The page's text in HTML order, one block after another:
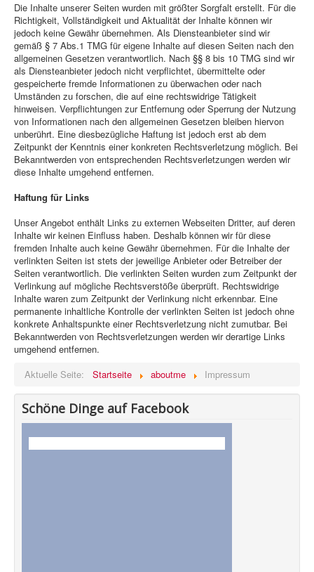
Die Inhalte unserer Seiten wurden mit größter Sorgfalt erstellt. Für die
Richtigkeit, Vollständigkeit und Aktualität der Inhalte können wir
jedoch keine Gewähr übernehmen. Als Diensteanbieter sind wir
gemäß § 7 Abs.1 TMG für eigene Inhalte auf diesen Seiten nach den
allgemeinen Gesetzen verantwortlich. Nach §§ 8 bis 10 TMG sind wir
als Diensteanbieter jedoch nicht verpflichtet, übermittelte oder
gespeicherte fremde Informationen zu überwachen oder nach
Umständen zu forschen, die auf eine rechtswidrige Tätigkeit
hinweisen. Verpflichtungen zur Entfernung oder Sperrung der Nutzung
von Informationen nach den allgemeinen Gesetzen bleiben hiervon
unberührt. Eine diesbezügliche Haftung ist jedoch erst ab dem
Zeitpunkt der Kenntnis einer konkreten Rechtsverletzung möglich. Bei
Bekanntwerden von entsprechenden Rechtsverletzungen werden wir
diese Inhalte umgehend entfernen.
Haftung für Links
Unser Angebot enthält Links zu externen Webseiten Dritter, auf deren
Inhalte wir keinen Einfluss haben. Deshalb können wir für diese
fremden Inhalte auch keine Gewähr übernehmen. Für die Inhalte der
verlinkten Seiten ist stets der jeweilige Anbieter oder Betreiber der
Seiten verantwortlich. Die verlinkten Seiten wurden zum Zeitpunkt der
Verlinkung auf mögliche Rechtsverstöße überprüft. Rechtswidrige
Inhalte waren zum Zeitpunkt der Verlinkung nicht erkennbar. Eine
permanente inhaltliche Kontrolle der verlinkten Seiten ist jedoch ohne
konkrete Anhaltspunkte einer Rechtsverletzung nicht zumutbar. Bei
Bekanntwerden von Rechtsverletzungen werden wir derartige Links
umgehend entfernen.
Aktuelle Seite:
Startseite aboutme Impressum
Schöne Dinge auf Facebook